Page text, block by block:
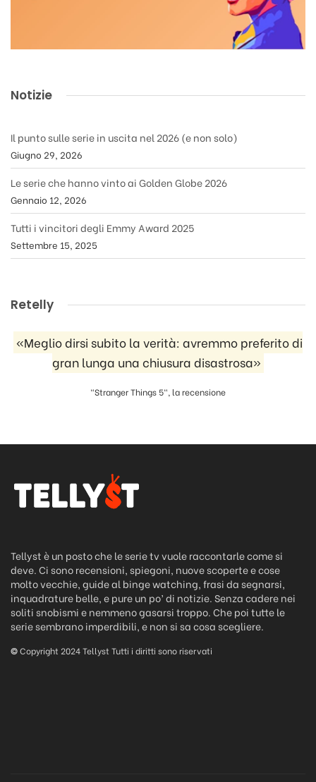
Notizie
Il punto sulle serie in uscita nel 2026 (e non solo)
Giugno 29, 2026
Le serie che hanno vinto ai Golden Globe 2026
Gennaio 12, 2026
Tutti i vincitori degli Emmy Award 2025
Settembre 15, 2025
Retelly
«Meglio dirsi subito la verità: avremmo preferito di
gran lunga una chiusura disastrosa»
"Stranger Things 5", la recensione
Tellyst è un posto che le serie tv vuole raccontarle come si
deve. Ci sono recensioni, spiegoni, nuove scoperte e cose
molto vecchie, guide al binge watching, frasi da segnarsi,
inquadrature belle, e pure un po’ di notizie. Senza cadere nei
soliti snobismi e nemmeno gasarsi troppo. Che poi tutte le
serie sembrano imperdibili, e non si sa cosa scegliere.
©Copyright 2024 Tellyst Tutti i diritti sono riservati